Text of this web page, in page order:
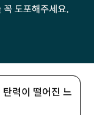
력이 떨어진 느